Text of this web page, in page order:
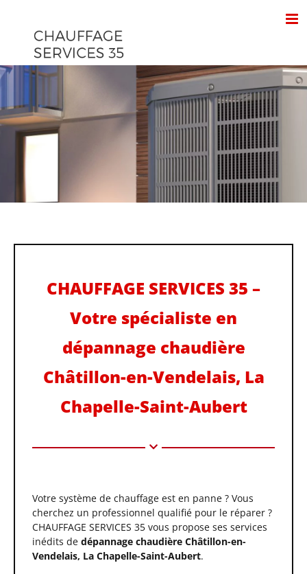
contenu
CHAUFFAGE SERVICES 35 –
Votre spécialiste en
dépannage chaudière
Châtillon-en-Vendelais, La
Chapelle-Saint-Aubert
Votre système de chauffage est en panne ? Vous
cherchez un professionnel qualifié pour le réparer ?
CHAUFFAGE SERVICES 35 vous propose ses services
inédits de dépannage chaudière Châtillon-en-
Vendelais, La Chapelle-Saint-Aubert.